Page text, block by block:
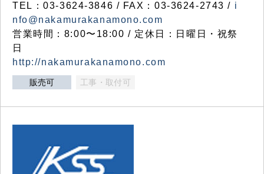
TEL：03-3624-3846 / FAX：03-3624-2743 / i
nfo@nakamurakanamono.com
営業時間：8:00〜18:00 / 定休日：日曜日・祝祭
日
http://nakamurakanamono.com
販売可 工事・取付可